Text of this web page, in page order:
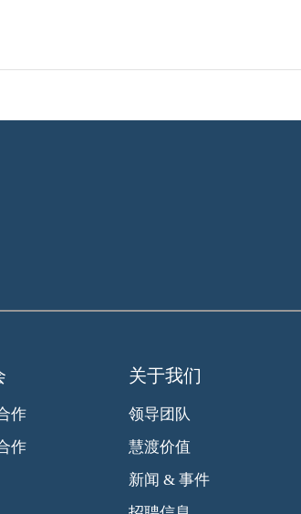
作
作
关于我们
领导团队
慧渡价值
新闻 & 事件